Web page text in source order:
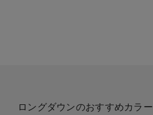
ロングダウンのおすすめカラー